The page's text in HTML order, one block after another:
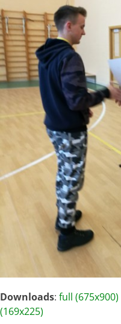
Downloads: full (675x900)
(169x225)